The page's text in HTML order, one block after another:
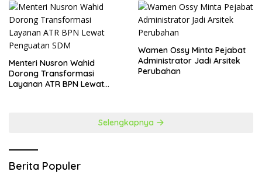
​Menteri Nusron Wahid
Dorong Transformasi
Layanan ATR BPN Lewat
Wamen Ossy Minta Pejabat
Administrator Jadi Arsitek
Perubahan
Selengkapnya
Berita Populer